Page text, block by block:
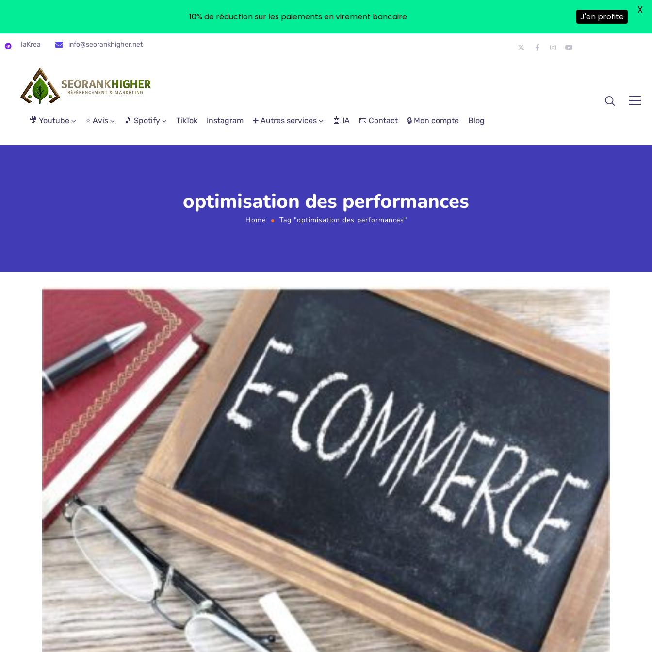
IaKrea info@seorankhigher.net
🎥 Youtube ⭐ Avis 🎵 Spotify TikTok Instagram ➕ Autres services 🤖 IA 📧 Contact 🔒 Mon compte Blog
optimisation des performances
Home Tag "optimisation des performances"
10% de réduction sur les paiements en virement bancaire J'en profite
X